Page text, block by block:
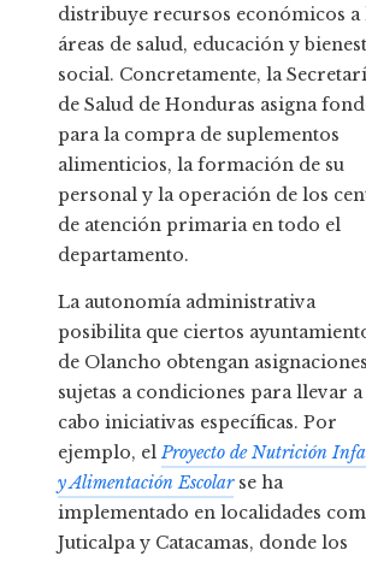
distribuye recursos económicos a
áreas de salud, educación y
social. Concretamente, la
de Salud de Honduras asigna
para la compra de suplementos
alimenticios, la formación de su
personal y la operación de los
de atención primaria en todo el
departamento.
La autonomía administrativa
posibilita que ciertos
de Olancho obtengan asignaciones
sujetas a condiciones para llevar a
cabo iniciativas específicas. Por
ejemplo, elProyecto de Nutrición
y Alimentación Escolarse ha
implementado en localidades
Juticalpa y Catacamas, donde los